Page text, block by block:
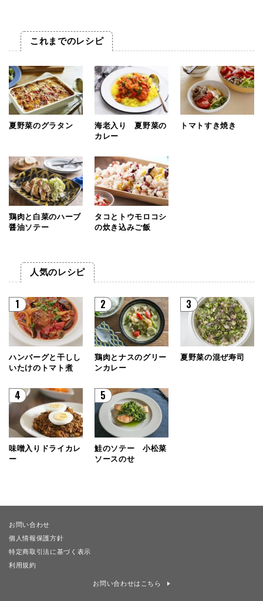
これまでのレシピ
夏野菜のグラタン
海老入り 夏野菜の
カレー
トマトすき焼き
鶏肉と白菜のハーブ
醤油ソテー
タコとトウモロコシ
の炊き込みご飯
人気のレシピ
1
ハンバーグと干しし
いたけのトマト煮
2
鶏肉とナスのグリー
ンカレー
3
夏野菜の混ぜ寿司
4
味噌入りドライカレ
ー
5
鮭のソテー 小松菜
ソースのせ
お問い合わせ
個人情報保護方針
特定商取引法に基づく表示
利用規約
お問い合わせはこちら